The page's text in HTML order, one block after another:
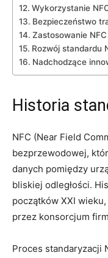
Wykorzystanie
Bezpieczeństwo
Zastosowanie
Rozwój standardu
Nadchodzące
Historia
NFC (Near Field
bezprzewodowej,
danych pomiędzy
bliskiej odległości.
początków XXI
przez konsorcjum
Proces standaryzacji